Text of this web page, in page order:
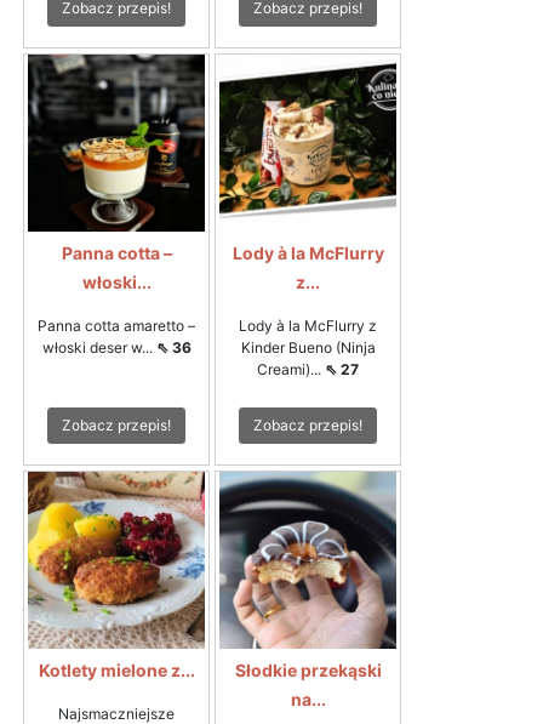
Zobacz przepis! Zobacz przepis!
Panna cotta –
włoski...
Panna cotta amaretto –
włoski deser w... ⇖ 36
Zobacz przepis!
Lody à la McFlurry
z...
Lody à la McFlurry z
Kinder Bueno (Ninja
Creami)... ⇖ 27
Zobacz przepis!
Kotlety mielone z...
Najsmaczniejsze
Słodkie przekąski
na...